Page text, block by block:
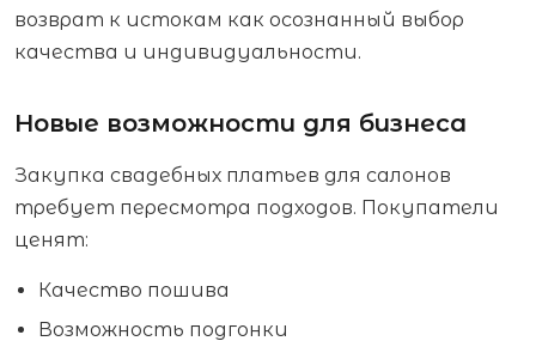
возврат к истокам как осознанный выбор
качества и индивидуальности.
Новые возможности для бизнеса
Закупка свадебных платьев для салонов
требует пересмотра подходов. Покупатели
ценят:
Качество пошива
Возможность подгонки